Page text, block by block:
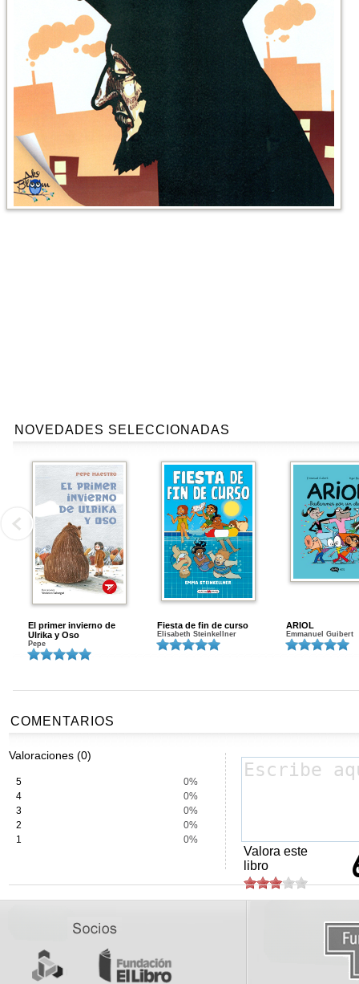
NOVEDADES SELECCIONADAS
El primer invierno de
Ulrika y Oso
Pepe
Fiesta de fin de curso
Elisabeth Steinkellner
ARIOL
Emmanuel Guibert
COMENTARIOS
Valoraciones (0)
5
0%
4
0%
3
0%
2
0%
1
0%
Valora este
libro